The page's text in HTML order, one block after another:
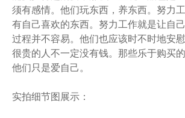
须有感情。他们玩东西，养东西。努力
有自己喜欢的东西。努力工作就是让自
过程并不容易。他们也应该时不时地安
很贵的人不一定没有钱。那些乐于购买的
他们只是爱自己。
实拍细节图展示：